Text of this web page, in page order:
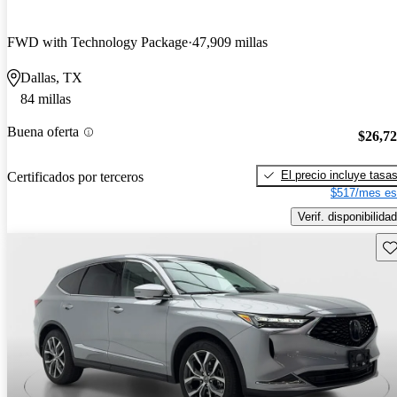
FWD with Technology Package 47,909 millas
Dallas, TX
84 millas
Buena oferta
Certificados por terceros
El precio incluye tasas
$517/mes
Verif. disponibilidad